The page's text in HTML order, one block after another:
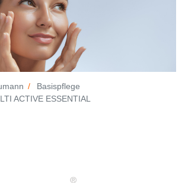
Basispflege
ACTIVE ESSENTIAL